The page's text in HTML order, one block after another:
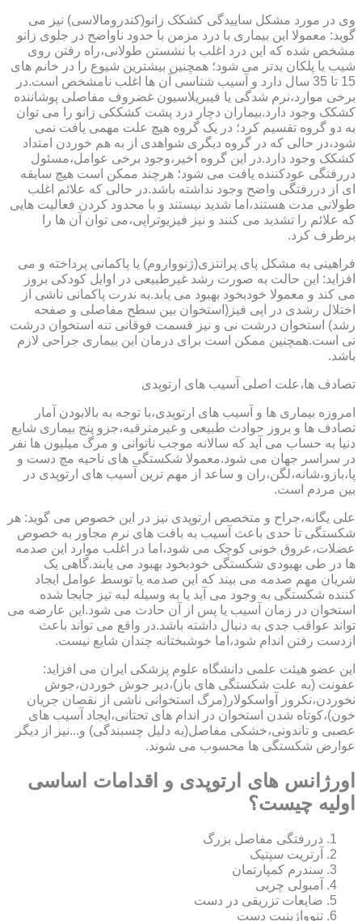
وی در مورد مشکل ساییدگی کشکک زانو(کندرومالاسی) نیز می
گوید: معمولا این بیماری با درد مزمن با حدود ناواضح در جلوی زانو
مشخص شده که این درد اغلب با نشستن طولانی،راه رفتن روی
شیب یا پلکان بدتر می شود؛ همچنین بیشترین شیوع را در خانم های
15 تا 35 سال دارد و آسیب شناسی آن ها اغلب نامشخص است.در
برخی موارد،نرم شدگی یا فیبریلاسیون غضروف مفاصلی پوشاننده
کشکک وجود دارد.بیماران دچار درد پشت کشککی زانو را می توان
به دو گروه تقسیم کرد؛ در یک گروه هیچ علت مهمی یافت نمی
شود،در حالی که در گروه دیگری شواهدی از به هم خوردن امتداد
کشکک وجود دارد.در این گروه اخیر،وجود برخی عوامل،مسئول
دررفتگی عودکننده یافت می شود؛ هرچند ممکن است هیچ سابقه
ای از دررفتگی واضح وجود نداشته باشد.در حالی که علائم اغلب
طولانی مدت هستند،اما شدید نیستند و با محدود کردن فعالیت هایی
که علائم را تشدید می کنند و نیز فیزیوتراپی،می توان آن ها را
برطرف کرد.
فراهینی به مشکل پای پرانتزی(ژنوواروم) یا پاکمانی پرداخته و می
افزاید: این حالت به صورت رشد غیرطبیعی در اوایل کودکی بروز
می کند و معمولا خودبخود بهبود می یابد.به ندرت پاکمانی ناشی از
اختلال رشدی در اپی فیز(استخوان بین سطح مفاصلی و صفحه
رشد) استخوان درشت نی و نیز قسمت فوقانی تنه استخوان درشت
نی است.همچنین ممکن است برای درمان این بیماری جراحی لازم
باشد.
تصادف ها،علت اصلی آسیب های ارتوپدی
امروزه بیماری ها و آسیب های ارتوپدی،با توجه به بالابودن آمار
تصادف ها و بروز حوادث طبیعی و غیرمترقبه،جزو پنج بیماری شایع
دنیا به حساب می آید که سالانه موجب ناتوانی و مرگ میلیون ها نفر
در سراسر جهان می شود.معمولا شکستگی های ناحیه مچ دست و
پا،بازو،شانه،لگن،ران و ساعد از مهم ترین آسیب های ارتوپدی در
بین مردم است.
علی یگانه،جراح و متخصص ارتوپدی نیز در این خصوص می گوید: هر
شکستگی تا حدی باعث آسیب به بافت های نرم مجاور به خصوص
عضلات،عروق خونی کوچک می شود،اما در اغلب موارد این صدمه
ها در طی بهبودی شکستگی خودبخود بهبود می یابند.گاهی یک
شریان مهم صدمه می بیند که این صدمه یا توسط عوامل ایجاد
کننده شکستگی به وجود می آید یا به وسیله لبه تیز جابجا شده
استخوان در زمان آسیب یا پس از آن حادث می شود.این عارضه می
تواند عواقب جدی به دنبال داشته باشد.در واقع می تواند باعث
ازدست رفتن اندام شود،اما خوشبختانه چندان شایع نیست.
این عضو هیئت علمی دانشگاه علوم پزشکی ایران می افزاید:
عفونت (به علت شکستگی های باز)،دیر جوش خوردن،جوش
نخوردن،نکروز آواسکولار(مرگ استخوانی ناشی از نقصان جریان
خون)،کوتاه شدن استخوان در اندام های تحتانی،ایجاد آسیب های
عصبی و تاندونی،خشکی مفاصل(به دلیل چسبندگی) و...نیز از دیگر
عوارض شکستگی ها محسوب می شوند.
اورژانس های ارتوپدی و اقدامات اساسی
اولیه چیست؟
دررفتگی مفاصل بزرگ
آرتریت سپتیک
سندرم کمپارتمان
آمبولی چربی
ضایعات تزریقی در دست
تنوواژینیت دست